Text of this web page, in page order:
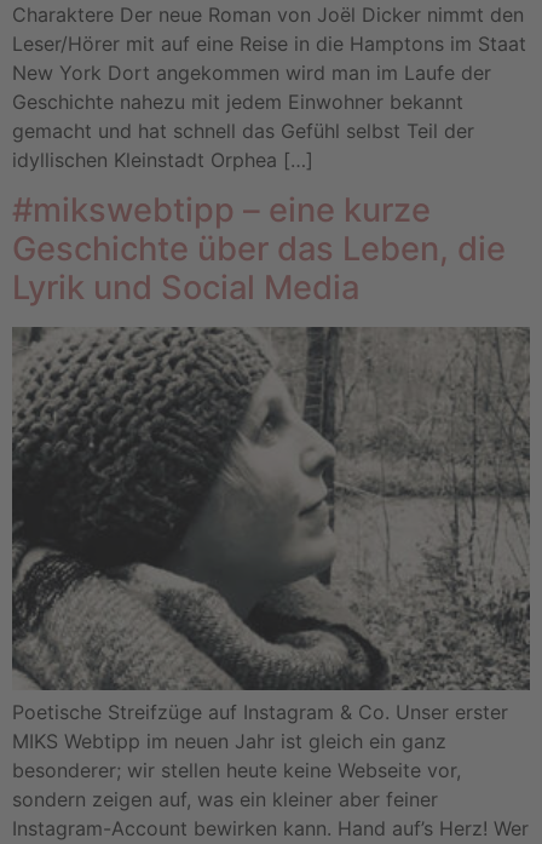
Charaktere Der neue Roman von Joël Dicker nimmt den
Leser/Hörer mit auf eine Reise in die Hamptons im Staat
New York Dort angekommen wird man im Laufe der
Geschichte nahezu mit jedem Einwohner bekannt
gemacht und hat schnell das Gefühl selbst Teil der
idyllischen Kleinstadt Orphea […]
#mikswebtipp – eine kurze
Geschichte über das Leben, die
Lyrik und Social Media
Poetische Streifzüge auf Instagram & Co. Unser erster
MIKS Webtipp im neuen Jahr ist gleich ein ganz
besonderer; wir stellen heute keine Webseite vor,
sondern zeigen auf, was ein kleiner aber feiner
Instagram-Account bewirken kann. Hand auf’s Herz! Wer